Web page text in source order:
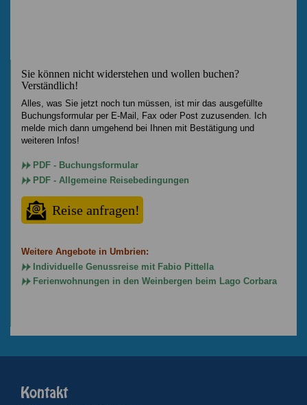
Sie können nicht widerstehen und wollen buchen?
Verständlich!
Alles, was Sie jetzt noch tun müssen, ist mir das ausgefüllte
Buchungsformular per E-Mail, Fax oder Post zuzusenden. Ich
melde mich dann umgehend bei Ihnen mit Bestätigung und
weiteren Infos!
PDF - Buchungsformular
PDF - Allgemeine Reisebedingungen
Reise anfragen!
Weitere Angebote in Umbrien:
Individuelle Genussreise mit Fabio Pittella
Ferienwohnungen in den Weinbergen beim Lago Corbara